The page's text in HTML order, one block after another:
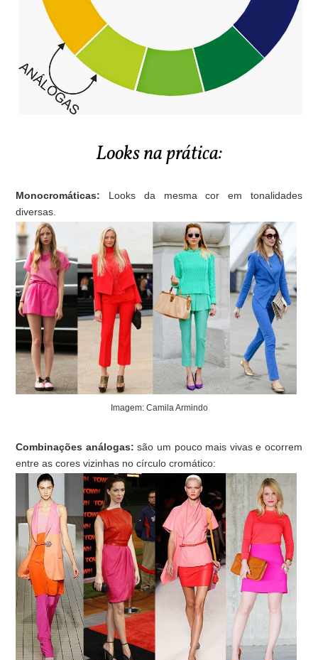
Looks na prática:
Monocromáticas: Looks da mesma cor em tonalidades
diversas.
Imagem: Camila Armindo
Combinações análogas: são um pouco mais vivas e ocorrem
entre as cores vizinhas no círculo cromático: